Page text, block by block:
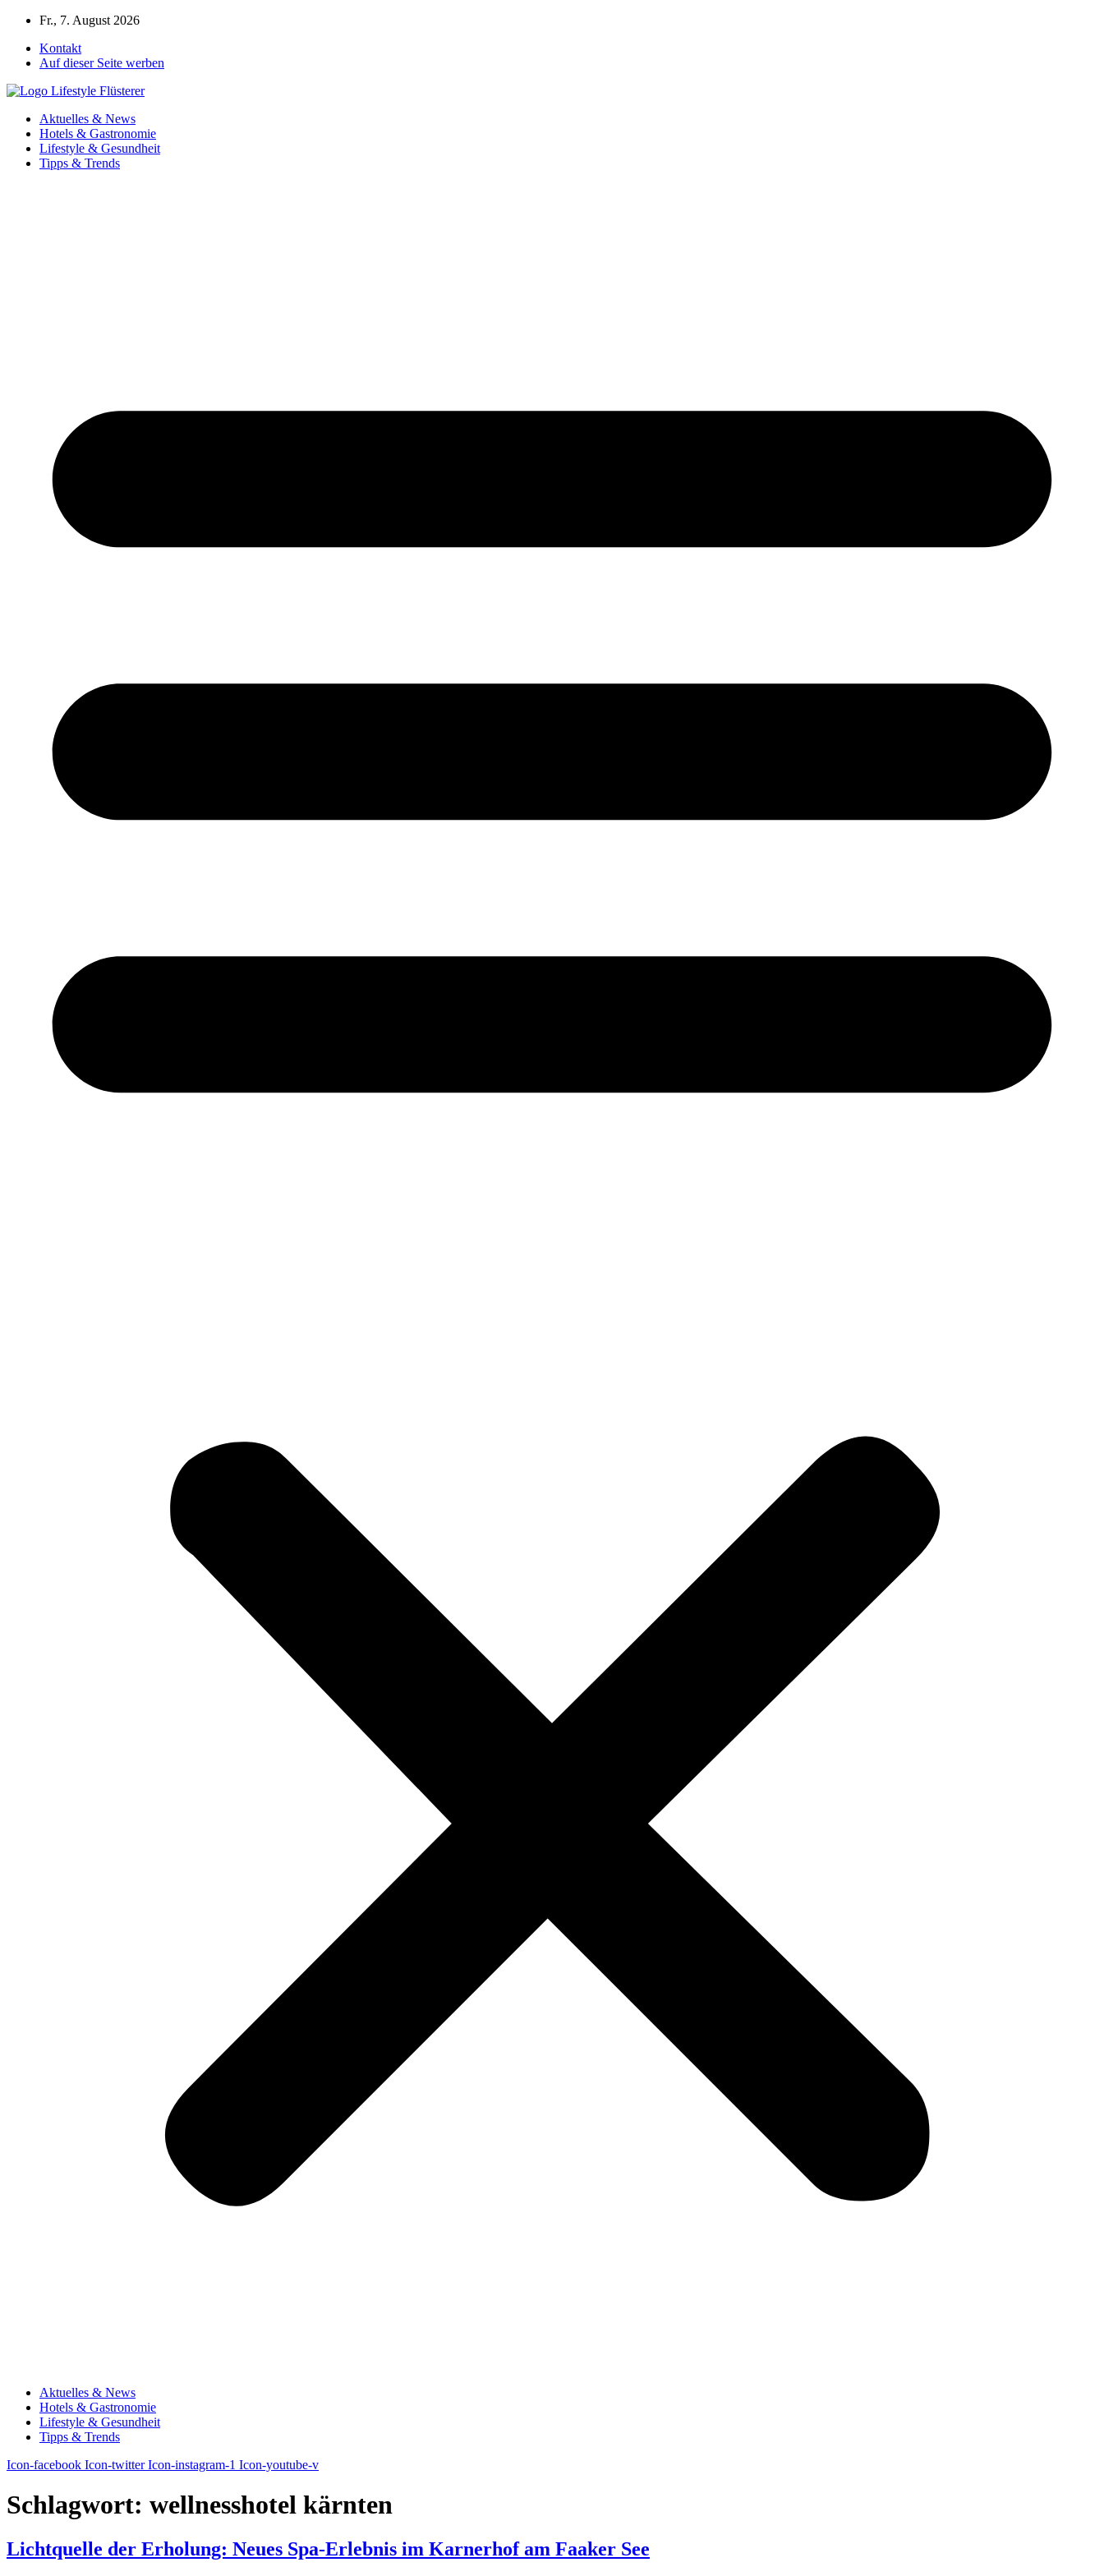
Zum
springen
Fr., 7. August 2026
Kontakt
Auf dieser Seite werben
Aktuelles & News
Hotels & Gastronomie
Lifestyle & Gesundheit
Tipps & Trends
Aktuelles & News
Hotels & Gastronomie
Lifestyle & Gesundheit
Tipps & Trends
Icon-facebook Icon-twitter Icon-instagram-1 Icon-youtube-v
Schlagwort: wellnesshotel kärnten
Lichtquelle der Erholung: Neues Spa-Erlebnis im Karnerhof am Faaker See